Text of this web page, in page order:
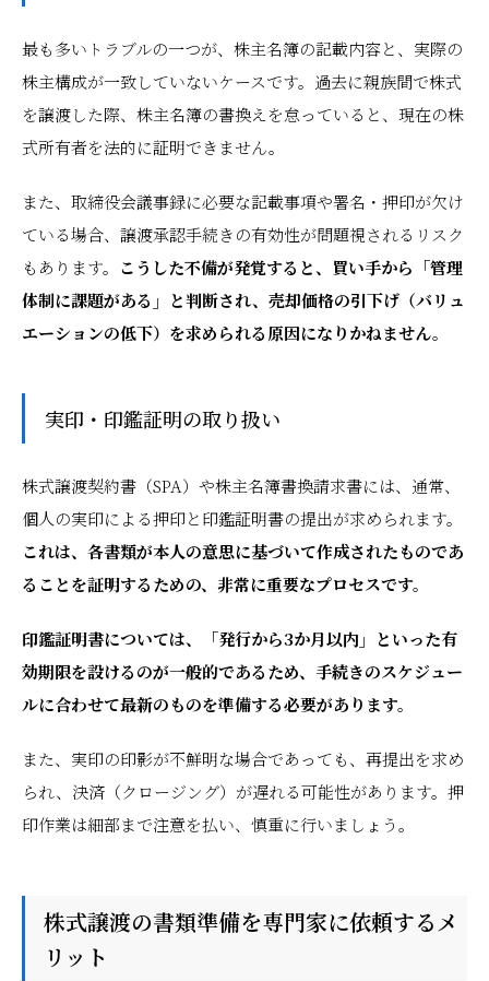
最も多いトラブルの一つが、株主名簿の記載内容と、実際の
株主構成が一致していないケースです。過去に親族間で株式
を譲渡した際、株主名簿の書換えを怠っていると、現在の株
式所有者を法的に証明できません。
また、取締役会議事録に必要な記載事項や署名・押印が欠け
ている場合、譲渡承認手続きの有効性が問題視されるリスク
もあります。 こうした不備が発覚すると、買い手から「管理
体制に課題がある」と判断され、売却価格の引下げ（バリュ
エーションの低下）を求められる原因になりかねません。
実印・印鑑証明の取り扱い
株式譲渡契約書（SPA）や株主名簿書換請求書には、通常、
個人の実印による押印と印鑑証明書の提出が求められます。
これは、各書類が本人の意思に基づいて作成されたものであ
ることを証明するための、非常に重要なプロセスです。
印鑑証明書については、「発行から3か月以内」といった有
効期限を設けるのが一般的であるため、手続きのスケジュー
ルに合わせて最新のものを準備する必要があります。
また、実印の印影が不鮮明な場合であっても、再提出を求め
られ、決済（クロージング）が遅れる可能性があります。押
印作業は細部まで注意を払い、慎重に行いましょう。
株式譲渡の書類準備を専門家に依頼するメ
リット